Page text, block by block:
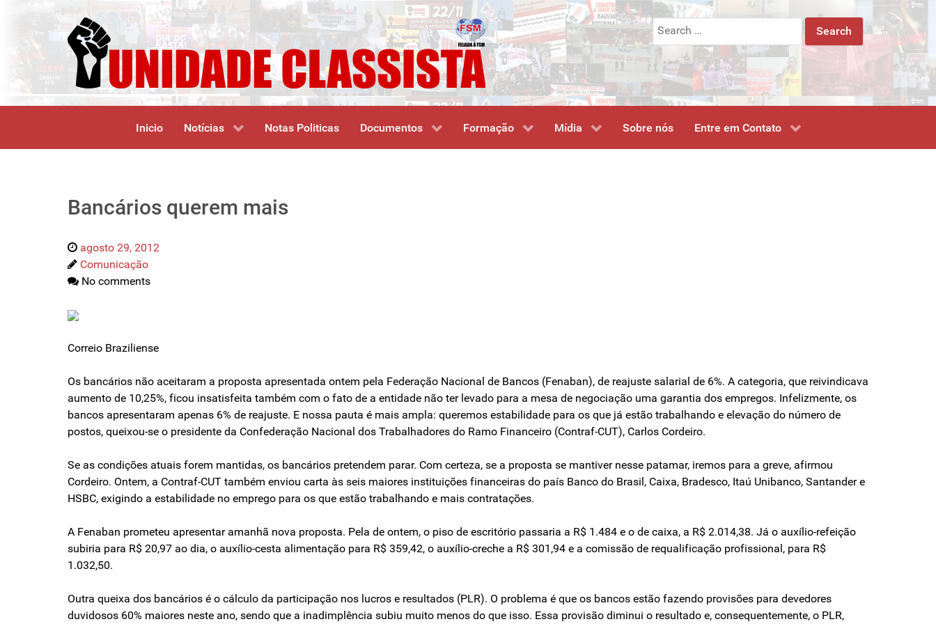
Search
for:
Inicio Notícias Notas Politicas Documentos Formação Mídia Sobre nós Entre em Contato
Bancários querem mais
agosto 29, 2012
Comunicação
No comments
Correio Braziliense
Os bancários não aceitaram a proposta apresentada ontem pela Federação Nacional de Bancos (Fenaban), de reajuste salarial de 6%. A categoria, que reivindicava
aumento de 10,25%, ficou insatisfeita também com o fato de a entidade não ter levado para a mesa de negociação uma garantia dos empregos. Infelizmente, os
bancos apresentaram apenas 6% de reajuste. E nossa pauta é mais ampla: queremos estabilidade para os que já estão trabalhando e elevação do número de
postos, queixou-se o presidente da Confederação Nacional dos Trabalhadores do Ramo Financeiro (Contraf-CUT), Carlos Cordeiro.
Se as condições atuais forem mantidas, os bancários pretendem parar. Com certeza, se a proposta se mantiver nesse patamar, iremos para a greve, afirmou
Cordeiro. Ontem, a Contraf-CUT também enviou carta às seis maiores instituições financeiras do país Banco do Brasil, Caixa, Bradesco, Itaú Unibanco, Santander e
HSBC, exigindo a estabilidade no emprego para os que estão trabalhando e mais contratações.
A Fenaban prometeu apresentar amanhã nova proposta. Pela de ontem, o piso de escritório passaria a R$ 1.484 e o de caixa, a R$ 2.014,38. Já o auxílio-refeição
subiria para R$ 20,97 ao dia, o auxílio-cesta alimentação para R$ 359,42, o auxílio-creche a R$ 301,94 e a comissão de requalificação profissional, para R$
1.032,50.
Outra queixa dos bancários é o cálculo da participação nos lucros e resultados (PLR). O problema é que os bancos estão fazendo provisões para devedores
duvidosos 60% maiores neste ano, sendo que a inadimplência subiu muito menos do que isso. Essa provisão diminui o resultado e, consequentemente, o PLR,